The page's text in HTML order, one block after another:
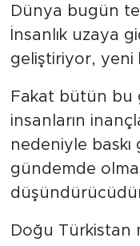
Dünya bugün
İnsanlık uzaya
geliştiriyor, yeni
Fakat bütün bu
insanların
nedeniyle
gündemde
Doğu Türkistan